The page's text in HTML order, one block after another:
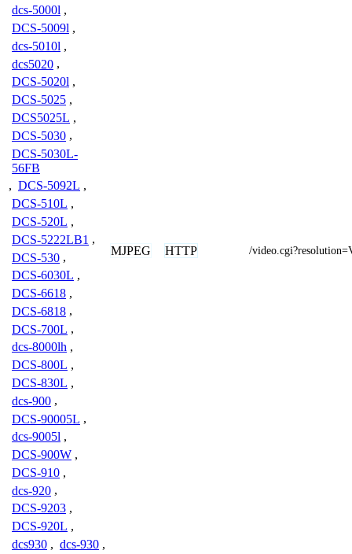
dcs-5000l ,
DCS-5009l ,
dcs-5010l ,
dcs5020 ,
DCS-5020l ,
DCS-5025 ,
DCS5025L ,
DCS-5030 ,
DCS-5030L-
56FB
, DCS-5092L ,
DCS-510L ,
DCS-520L ,
DCS-5222LB1 ,
DCS-530 ,
DCS-6030L ,
DCS-6618 ,
DCS-6818 ,
DCS-700L ,
dcs-8000lh ,
DCS-800L ,
DCS-830L ,
dcs-900 ,
DCS-90005L ,
dcs-9005l ,
DCS-900W ,
DCS-910 ,
dcs-920 ,
DCS-9203 ,
DCS-920L ,
dcs930 , dcs-930 ,
MJPEG HTTP /